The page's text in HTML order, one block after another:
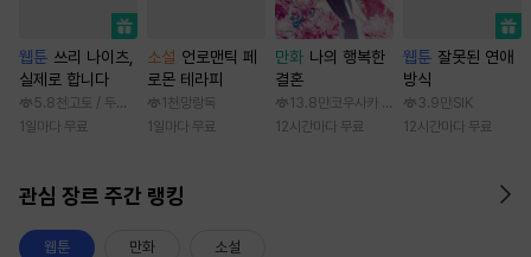
웹툰 쓰리 나이츠,
실제로 합니다
5.8천 고토 / 두나래
1일마다 무료
소설 언로맨틱 페
로몬 테라피
1천 망랑독
1일마다 무료
만화 나의 행복한
결혼
13.8만 코우사카 리토 / 아기토기 아쿠미
12시간마다 무료
웹툰 잘못된 연애
방식
3.9만 SIK
12시간마다 무료
관심 장르 주간 랭킹
웹툰 만화 소설